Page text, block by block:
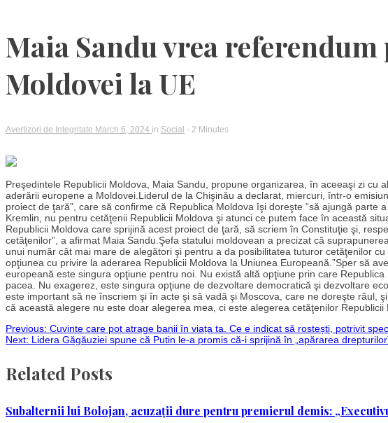
Maia Sandu vrea
Moldovei la UE
Avertizori de Integritate March 6, 2024 in Social - 2 Minutes
Preşedintele Republicii Moldova, Maia Sandu, propune organizarea, în aceeaşi zi cu
aderării europene a Moldovei.Liderul de la Chişinău a declarat, miercuri, într-o
proiect de ţară”, care să confirme că Republica Moldova îşi doreşte “să ajungă parte
Kremlin, nu pentru cetăţenii Republicii Moldova şi atunci ce putem face în această
Republicii Moldova care sprijină acest proiect de ţară, să scriem în Constituţie şi,
cetăţenilor”, a afirmat Maia Sandu.Şefa statului moldovean a precizat că
unui număr cât mai mare de alegători şi pentru a da posibilitatea tuturor cetăţenilor
opţiunea cu privire la aderarea Republicii Moldova la Uniunea Europeană.”Sper să
europeană este singura opţiune pentru noi. Nu există altă opţiune prin care
pacea. Nu exagerez, este singura opţiune de dezvoltare democratică şi dezvoltare
este important să ne înscriem şi în acte şi să vadă şi Moscova, care ne doreşte răul,
că această alegere nu este doar alegerea mea, ci este alegerea cetăţenilor Republicii
Post
navigation
Previous: Cuvinte care pot atrage banii în viața ta. Ce e indicat să rostești, potrivit
Next: Lidera Găgăuziei spune că Putin le-a promis că-i sprijină în „apărarea
Related Posts
Subalternii lui Bolojan, acuzații dure pentru premierul demis: